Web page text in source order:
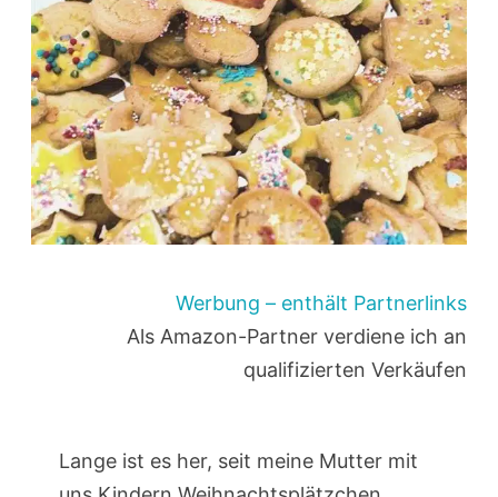
Werbung – enthält Partnerlinks
Als Amazon-Partner verdiene ich an
qualifizierten Verkäufen
Lange ist es her, seit meine Mutter mit